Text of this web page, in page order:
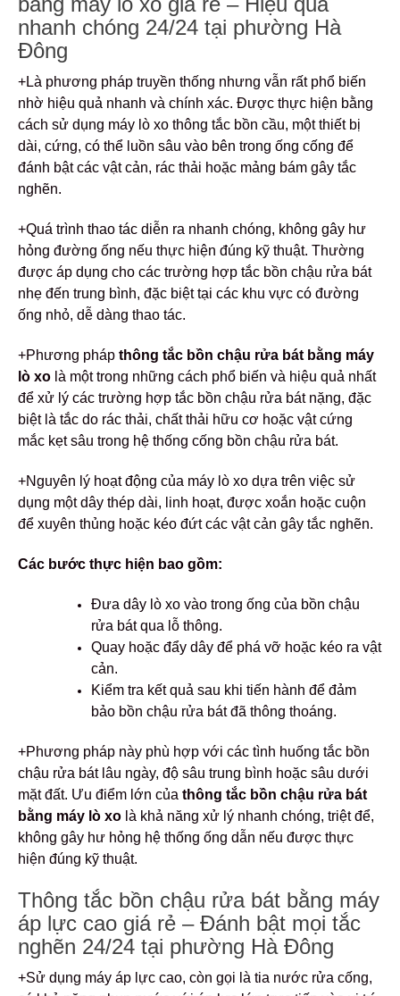
nhanh chóng 24/24 tại phường Hà
Đông
+Là phương pháp truyền thống nhưng vẫn rất phổ biến
nhờ hiệu quả nhanh và chính xác. Được thực hiện bằng
cách sử dụng máy lò xo thông tắc bồn cầu, một thiết bị
dài, cứng, có thể luồn sâu vào bên trong ống cống để
đánh bật các vật cản, rác thải hoặc mảng bám gây tắc
nghẽn.
+Quá trình thao tác diễn ra nhanh chóng, không gây hư
hỏng đường ống nếu thực hiện đúng kỹ thuật. Thường
được áp dụng cho các trường hợp tắc bồn chậu rửa bát
nhẹ đến trung bình, đặc biệt tại các khu vực có đường
ống nhỏ, dễ dàng thao tác.
+Phương pháp thông tắc bồn chậu rửa bát bằng máy
lò xo là một trong những cách phổ biến và hiệu quả nhất
để xử lý các trường hợp tắc bồn chậu rửa bát nặng, đặc
biệt là tắc do rác thải, chất thải hữu cơ hoặc vật cứng
mắc kẹt sâu trong hệ thống cống bồn chậu rửa bát.
+Nguyên lý hoạt động của máy lò xo dựa trên việc sử
dụng một dây thép dài, linh hoạt, được xoắn hoặc cuộn
để xuyên thủng hoặc kéo đứt các vật cản gây tắc nghẽn.
Các bước thực hiện bao gồm:
Đưa dây lò xo vào trong ống của bồn chậu
rửa bát qua lỗ thông.
Quay hoặc đẩy dây để phá vỡ hoặc kéo ra vật
cản.
Kiểm tra kết quả sau khi tiến hành để đảm
bảo bồn chậu rửa bát đã thông thoáng.
+Phương pháp này phù hợp với các tình huống tắc bồn
chậu rửa bát lâu ngày, độ sâu trung bình hoặc sâu dưới
mặt đất. Ưu điểm lớn của thông tắc bồn chậu rửa bát
bằng máy lò xo là khả năng xử lý nhanh chóng, triệt để,
không gây hư hỏng hệ thống ống dẫn nếu được thực
hiện đúng kỹ thuật.
Thông tắc bồn chậu rửa bát bằng máy
áp lực cao giá rẻ – Đánh bật mọi tắc
nghẽn 24/24 tại phường Hà Đông
+Sử dụng máy áp lực cao, còn gọi là tia nước rửa cống,